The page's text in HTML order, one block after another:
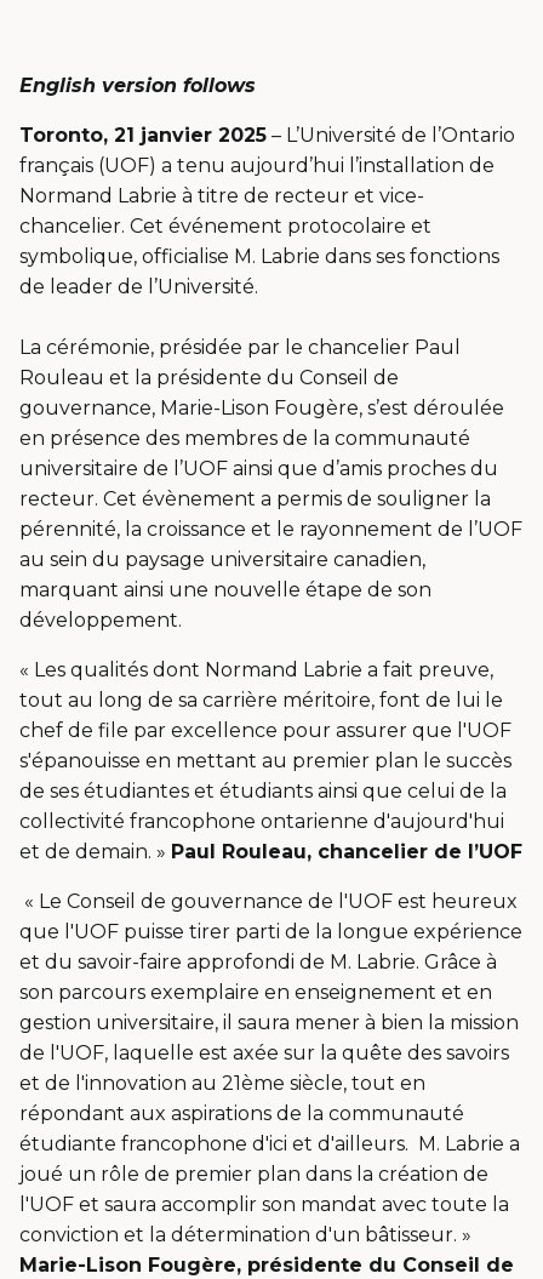
English version follows
Toronto, 21 janvier 2025 – L’Université de l’Ontario
français (UOF) a tenu aujourd’hui l’installation de
Normand Labrie à titre de recteur et vice-
chancelier. Cet événement protocolaire et
symbolique, officialise M. Labrie dans ses fonctions
de leader de l’Université.
La cérémonie, présidée par le chancelier Paul
Rouleau et la présidente du Conseil de
gouvernance, Marie-Lison Fougère, s’est déroulée
en présence des membres de la communauté
universitaire de l’UOF ainsi que d’amis proches du
recteur. Cet évènement a permis de souligner la
pérennité, la croissance et le rayonnement de l’UOF
au sein du paysage universitaire canadien,
marquant ainsi une nouvelle étape de son
développement.
« Les qualités dont Normand Labrie a fait preuve,
tout au long de sa carrière méritoire, font de lui le
chef de file par excellence pour assurer que l'UOF
s'épanouisse en mettant au premier plan le succès
de ses étudiantes et étudiants ainsi que celui de la
collectivité francophone ontarienne d'aujourd'hui
et de demain. » Paul Rouleau, chancelier de l’UOF
« Le Conseil de gouvernance de l'UOF est heureux
que l'UOF puisse tirer parti de la longue expérience
et du savoir-faire approfondi de M. Labrie. Grâce à
son parcours exemplaire en enseignement et en
gestion universitaire, il saura mener à bien la mission
de l'UOF, laquelle est axée sur la quête des savoirs
et de l'innovation au 21ème siècle, tout en
répondant aux aspirations de la communauté
étudiante francophone d'ici et d'ailleurs. M. Labrie a
joué un rôle de premier plan dans la création de
l'UOF et saura accomplir son mandat avec toute la
conviction et la détermination d'un bâtisseur. »
Marie-Lison Fougère, présidente du Conseil de